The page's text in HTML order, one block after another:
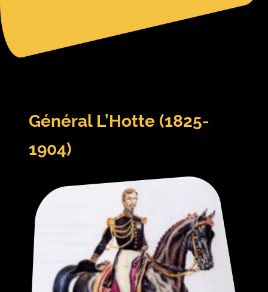
Général L’Hotte (1825-
1904)